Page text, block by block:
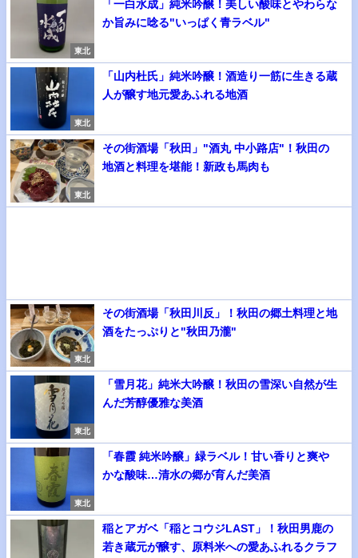
東北
「一白水成」純米吟醸！美しい酸味とやわらな
か旨みに唸る"いっぱく青ラベル"
東北
「山内杜氏」純米吟醸！酒造り一筋に生きる蔵
人が醸す地元愛あふれる地酒
東北
その街酒場「秋田」"酒丸 中小路店"！秋田の
地酒と料理を堪能！新政も馬肉も
東北
その街酒場「秋田川反」！秋田の郷土料理と地
酒をたっぷりと"秋田乃瀧"
東北
「雪月花」純米大吟醸！秋田の雪深い自然が生
んだ芳醇優雅な美酒
東北
「春霞 純米吟醸」緑ラベル！甘い香りと爽や
かな酸味…清水の郷が育んだ美酒
稲とアガベ「稲とコウジLAST」！秋田男鹿の
若き蔵元が醸す、原料米への愛あふれるクラフ